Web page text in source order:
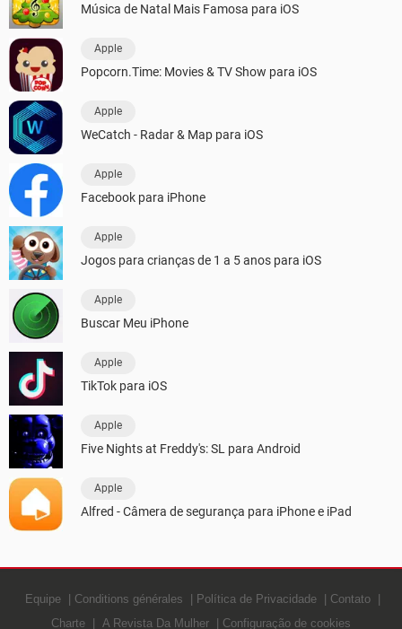
Música de Natal Mais Famosa para iOS
Apple
Popcorn.Time: Movies & TV Show para iOS
Apple
WeCatch - Radar & Map para iOS
Apple
Facebook para iPhone
Apple
Jogos para crianças de 1 a 5 anos para iOS
Apple
Buscar Meu iPhone
Apple
TikTok para iOS
Apple
Five Nights at Freddy's: SL para Android
Apple
Alfred - Câmera de segurança para iPhone e iPad
Equipe Conditions générales Política de Privacidade
Contato
Charte
A Revista Da Mulher Configuração de cookies